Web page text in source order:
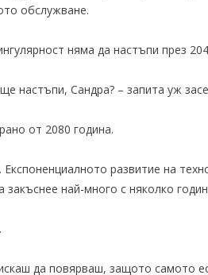
обслужване.
няма да настъпи през
настъпи, Сандра? – запита уж
от 2080 година.
развитие на
най-много с няколко
да повярваш, защото самото